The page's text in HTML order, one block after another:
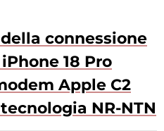
connessione
18 Pro
Apple C2
NR-NTN